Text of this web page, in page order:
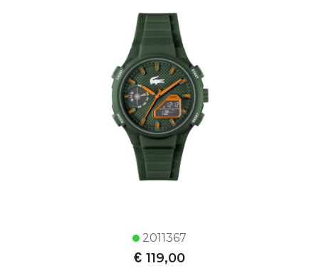
2011367
€ 119,00